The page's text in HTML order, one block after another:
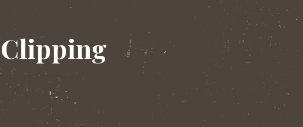
Clipping
Clipping da banda ruído por milímetro. Imprensa: matérias, resenhas e entrevistas.
terça-feira, 23 de dezembro de 2014